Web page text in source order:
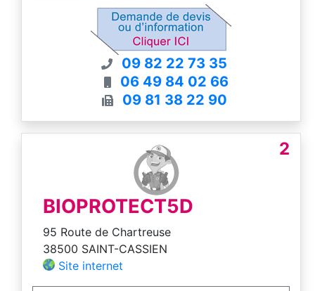
09 82 22 73 35
06 49 84 02 66
09 81 38 22 90
2
BIOPROTECT5D
95 Route de Chartreuse
38500 SAINT-CASSIEN
Site internet